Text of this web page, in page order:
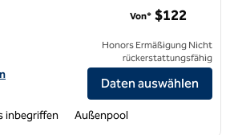
Suites by Hilton Roseville Sacramento
Von* $122
Honors Ermäßigung Nicht
rückerstattungsfähig
Daten auswählen
inbegriffen Außenpool